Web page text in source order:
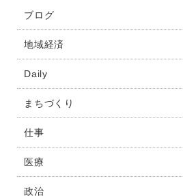
ブログ
地域経済
Daily
まちづくり
仕事
医療
政治